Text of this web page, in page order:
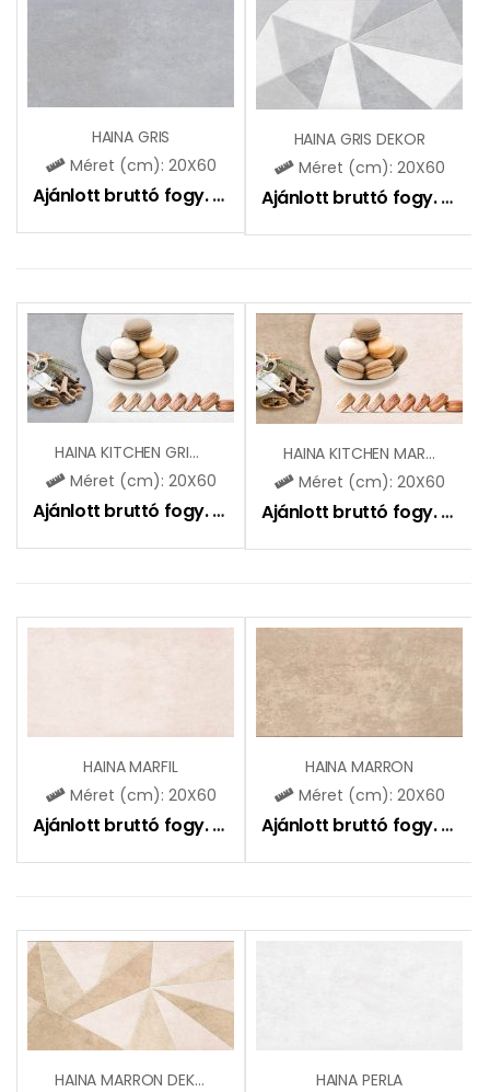
HAINA GRIS
Méret (cm): 20X60
Ajánlott bruttó fogy. ár: 6990Ft
HAINA GRIS DEKOR
Méret (cm): 20X60
Ajánlott bruttó fogy. ár:
HAINA KITCHEN GRIS DEKOR
Méret (cm): 20X60
Ajánlott bruttó fogy. ár: 7990Ft
HAINA KITCHEN MARRON DEKOR
Méret (cm): 20X60
Ajánlott bruttó fogy. ár:
HAINA MARFIL
Méret (cm): 20X60
Ajánlott bruttó fogy. ár: 6990Ft
HAINA MARRON
Méret (cm): 20X60
Ajánlott bruttó fogy. ár:
HAINA MARRON DEKOR
HAINA PERLA